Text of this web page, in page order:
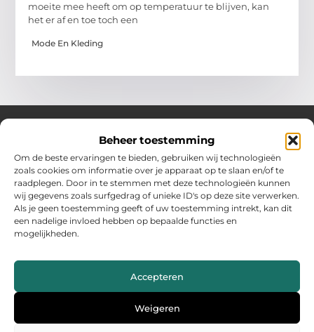
Beheer toestemming
Om de beste ervaringen te bieden, gebruiken wij technologieën
zoals cookies om informatie over je apparaat op te slaan en/of te
raadplegen. Door in te stemmen met deze technologieën kunnen
wij gegevens zoals surfgedrag of unieke ID's op deze site verwerken.
Als je geen toestemming geeft of uw toestemming intrekt, kan dit
een nadelige invloed hebben op bepaalde functies en
mogelijkheden.
Accepteren
Weigeren
moeite mee heeft om op temperatuur te blijven, kan
het er af en toe toch een
Mode En Kleding
Over Hollandwinkelt
Jouw bron voor inspiratie en handige tips voor het dagelijks
leven.
Verken een gevarieerde selectie blogs en artikelen boordevol
praktische adviezen en verrassende inzichten om het beste uit
elke dag te halen.